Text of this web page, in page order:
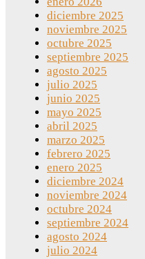
diciembre 2025
noviembre 2025
octubre 2025
septiembre 2025
agosto 2025
julio 2025
junio 2025
mayo 2025
abril 2025
marzo 2025
febrero 2025
enero 2025
diciembre 2024
noviembre 2024
octubre 2024
septiembre 2024
agosto 2024
julio 2024